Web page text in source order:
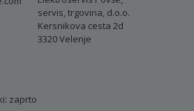
servis, trgovina, d.o.o.
Kersnikova cesta 2d
3320 Velenje
zaprto